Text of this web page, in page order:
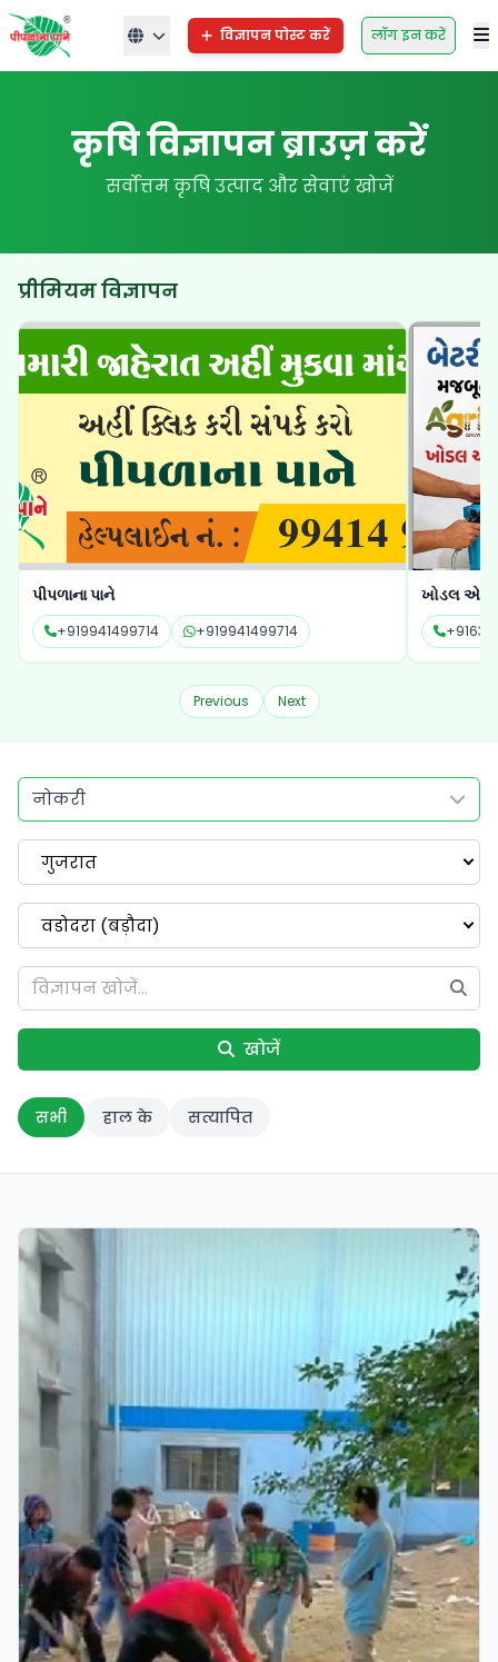
विज्ञापन पोस्ट करें लॉग इन करें
कृषि विज्ञापन ब्राउज़ करें
सर्वोत्तम कृषि उत्पाद और सेवाएं खोजें
प्रीमियम विज्ञापन
પીપળાના પાને
+919941499714 +919941499714
ખોડલ
Previous Next
नोकरी
गुजरात
वडोदरा (बड़ौदा)
खोजें
सभी हाल के सत्यापित